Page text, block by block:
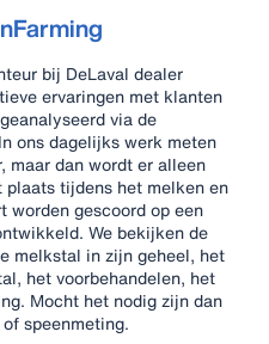
bij DeLaval dealer
ervaringen met klanten
via de
ons dagelijks werk meten
maar dan wordt er alleen
plaats tijdens het melken en
worden gescoord op een
We bekijken de
melkstal in zijn geheel, het
het voorbehandelen, het
Mocht het nodig zijn dan
speenmeting.